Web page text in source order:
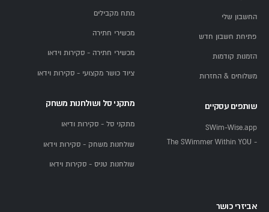
החשבון שלי
פתיחת חשבון חדש
הזמנות קודמות
משלוחים & החזרות
שותפים עסקיים
SWim-Wise.app
- The SWimmer Within YOU
מתח מקבילים
מכשירי חתירה
מכשירי חתירה - סקירות וידאו
ציוד כושר מקצועי - סקירות וידאו
מתקני סל ושולחנות משחק
מתקני סל - סקירות ודיאו
שולחנות משחק - סקירות וידאו
שולחנות טניס - סקירות וידאו
אביזרי כושר